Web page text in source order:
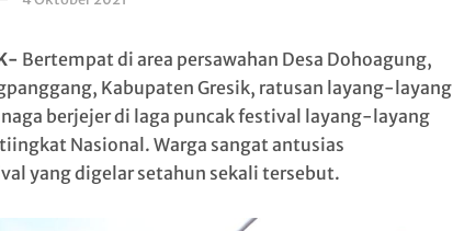
Bertempat di area persawahan Desa Dohoagung,
Kabupaten Gresik, ratusan layang-layang
berjejer di laga puncak festival layang-layang
Nasional. Warga sangat antusias
yang digelar setahun sekali tersebut.